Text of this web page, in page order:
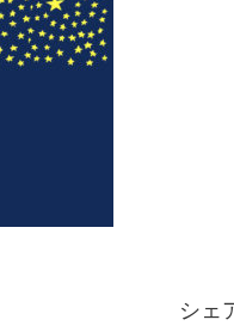
シェ